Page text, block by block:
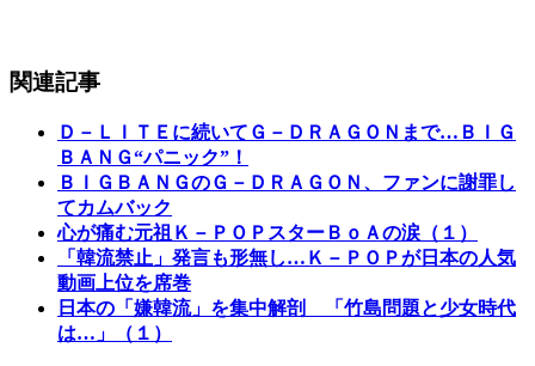
関連記事
Ｄ－ＬＩＴＥに続いてＧ－ＤＲＡＧＯＮまで…ＢＩＧ
ＢＡＮＧ“パニック”！
ＢＩＧＢＡＮＧのＧ－ＤＲＡＧＯＮ、ファンに謝罪し
てカムバック
心が痛む元祖Ｋ－ＰＯＰスターＢｏＡの涙（１）
「韓流禁止」発言も形無し…Ｋ－ＰＯＰが日本の人気
動画上位を席巻
日本の「嫌韓流」を集中解剖 「竹島問題と少女時代
は…」（１）